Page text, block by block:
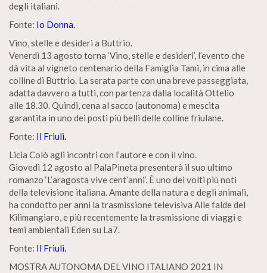
degli italiani.
Fonte: Io Donna.
Vino, stelle e desideri a Buttrio.
Venerdì 13 agosto torna ‘Vino, stelle e desideri’, l’evento che
dà vita al vigneto centenario della Famiglia Tami, in cima alle
colline di Buttrio. La serata parte con una breve passeggiata,
adatta davvero a tutti, con partenza dalla località Ottelio
alle 18.30. Quindi, cena al sacco (autonoma) e mescita
garantita in uno dei posti più belli delle colline friulane.
Fonte: Il Friuli.
Licia Colò agli incontri con l’autore e con il vino.
Giovedì 12 agosto al PalaPineta presenterà il suo ultimo
romanzo ‘L’aragosta vive cent’anni’. È uno dei volti più noti
della televisione italiana. Amante della natura e degli animali,
ha condotto per anni la trasmissione televisiva Alle falde del
Kilimangiaro, e più recentemente la trasmissione di viaggi e
temi ambientali Eden su La7.
Fonte: Il Friuli.
MOSTRA AUTONOMA DEL VINO ITALIANO 2021 IN